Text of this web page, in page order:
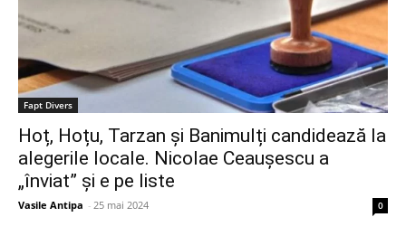
Fapt Divers
Hoț, Hoțu, Tarzan și Banimulți candidează la
alegerile locale. Nicolae Ceaușescu a
„înviat” și e pe liste
Vasile Antipa - 25 mai 2024 0